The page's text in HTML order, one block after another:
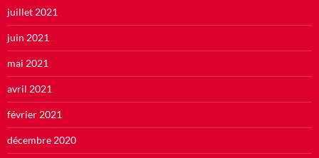
juillet 2021
juin 2021
mai 2021
avril 2021
février 2021
décembre 2020